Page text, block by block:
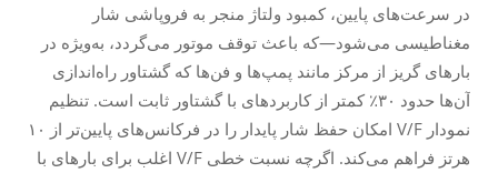
در سرعت‌های پایین، کمبود ولتاژ منجر به فروپاشی شار
مغناطیسی می‌شود—که باعث توقف موتور می‌گردد، به‌ویژه در
بارهای گریز از مرکز مانند پمپ‌ها و فن‌ها که گشتاور راه‌اندازی
آن‌ها حدود ۳۰٪ کمتر از کاربردهای با گشتاور ثابت است. تنظیم
نمودار V/F امکان حفظ شار پایدار را در فرکانس‌های پایین‌تر از ۱۰
هرتز فراهم می‌کند. اگرچه نسبت خطی V/F اغلب برای بارهای با